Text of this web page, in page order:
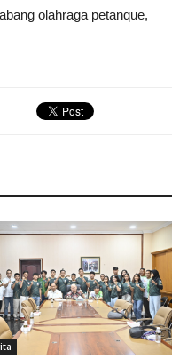
olahraga petanque,